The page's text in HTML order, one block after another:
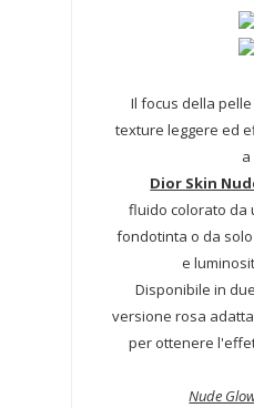
Il focus della
texture leggere ed
a
Dior Skin
fluido colorato da
fondotinta o da
e
Disponibile in
versione rosa
per ottenere
Nude